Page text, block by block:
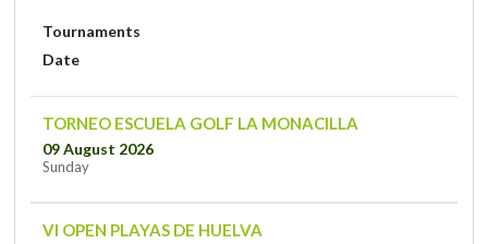
Tournaments
Date
TORNEO ESCUELA GOLF LA MONACILLA
09 August 2026
Sunday
VI OPEN PLAYAS DE HUELVA